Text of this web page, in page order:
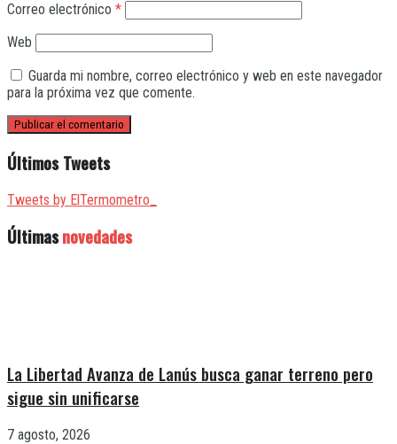
Correo electrónico *
Web
Guarda mi nombre, correo electrónico y web en este navegador
para la próxima vez que comente.
Últimos Tweets
Tweets by ElTermometro_
Últimasnovedades
La Libertad Avanza de Lanús busca ganar terreno pero
sigue sin unificarse
7 agosto, 2026